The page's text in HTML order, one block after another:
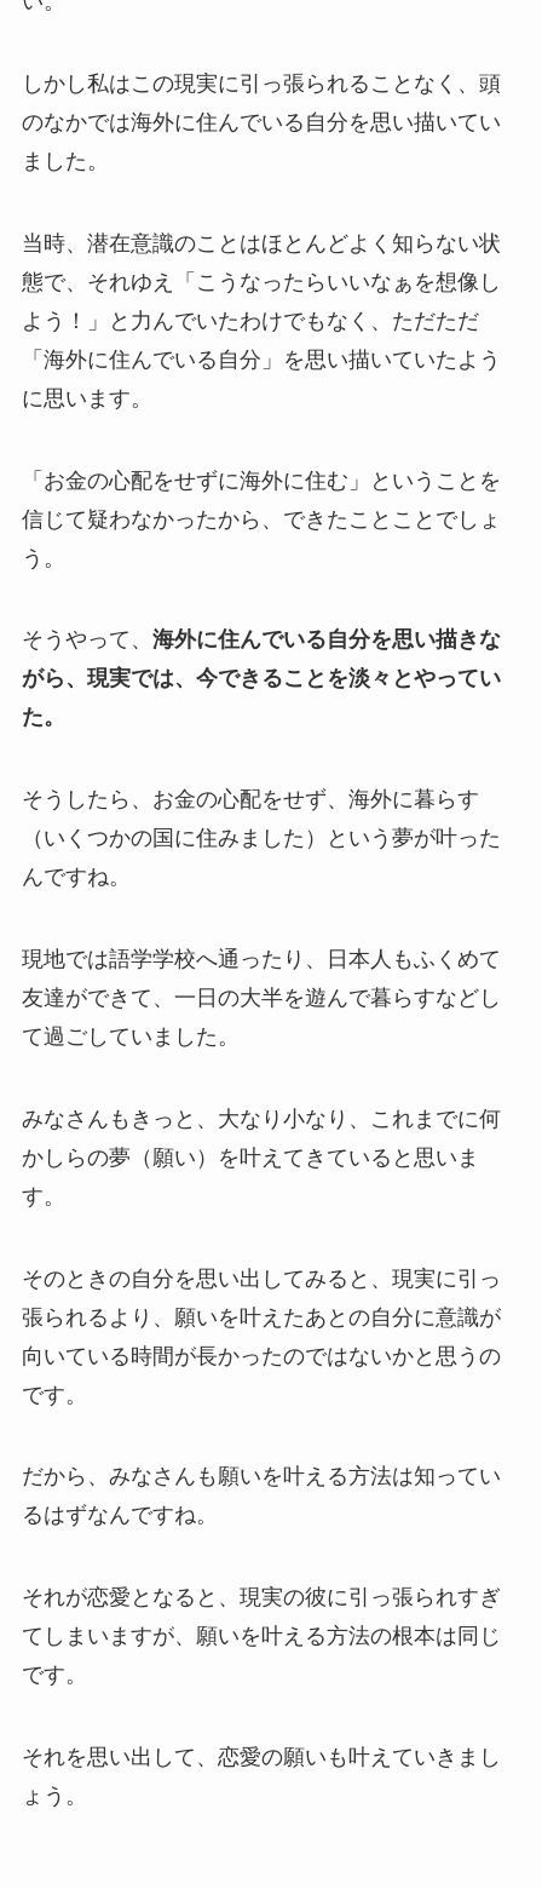
しかし私はこの現実に引っ張られることなく、頭
のなかでは海外に住んでいる自分を思い描いてい
ました。
当時、潜在意識のことはほとんどよく知らない状
態で、それゆえ「こうなったらいいなぁを想像し
よう！」と力んでいたわけでもなく、ただただ
「海外に住んでいる自分」を思い描いていたよう
に思います。
「お金の心配をせずに海外に住む」ということを
信じて疑わなかったから、できたことことでしょ
う。
そうやって、 海外に住んでいる自分を思い描きな
がら、現実では、今できることを淡々とやってい
た。
そうしたら、お金の心配をせず、海外に暮らす
（いくつかの国に住みました）という夢が叶った
んですね。
現地では語学学校へ通ったり、日本人もふくめて
友達ができて、一日の大半を遊んで暮らすなどし
て過ごしていました。
みなさんもきっと、大なり小なり、これまでに何
かしらの夢（願い）を叶えてきていると思いま
す。
そのときの自分を思い出してみると、現実に引っ
張られるより、願いを叶えたあとの自分に意識が
向いている時間が長かったのではないかと思うの
です。
だから、みなさんも願いを叶える方法は知ってい
るはずなんですね。
それが恋愛となると、現実の彼に引っ張られすぎ
てしまいますが、願いを叶える方法の根本は同じ
です。
それを思い出して、恋愛の願いも叶えていきまし
ょう。